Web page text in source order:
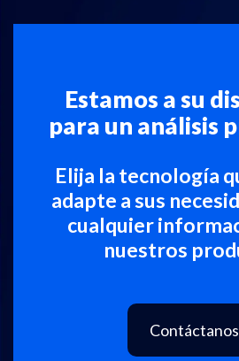
Estamos a su
para un análisis
Elija la tecnología
adapte a sus
cualquier
nuestros
Contáctanos